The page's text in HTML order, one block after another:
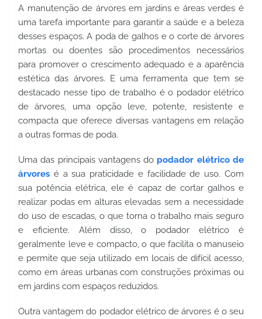
A manutenção de árvores em jardins e áreas verdes é
uma tarefa importante para garantir a saúde e a beleza
desses espaços. A poda de galhos e o corte de árvores
mortas ou doentes são procedimentos necessários
para promover o crescimento adequado e a aparência
estética das árvores. E uma ferramenta que tem se
destacado nesse tipo de trabalho é o podador elétrico
de árvores, uma opção leve, potente, resistente e
compacta que oferece diversas vantagens em relação
a outras formas de poda.
Uma das principais vantagens do podador elétrico de
árvores é a sua praticidade e facilidade de uso. Com
sua potência elétrica, ele é capaz de cortar galhos e
realizar podas em alturas elevadas sem a necessidade
do uso de escadas, o que torna o trabalho mais seguro
e eficiente. Além disso, o podador elétrico é
geralmente leve e compacto, o que facilita o manuseio
e permite que seja utilizado em locais de difícil acesso,
como em áreas urbanas com construções próximas ou
em jardins com espaços reduzidos.
Outra vantagem do podador elétrico de árvores é o seu